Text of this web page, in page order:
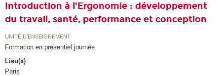
Introduction à l'Ergonomie : développement
du travail, santé, performance et conception
UNITÉ D’ENSEIGNEMENT
Formation en présentiel journée
Lieu(x)
Paris